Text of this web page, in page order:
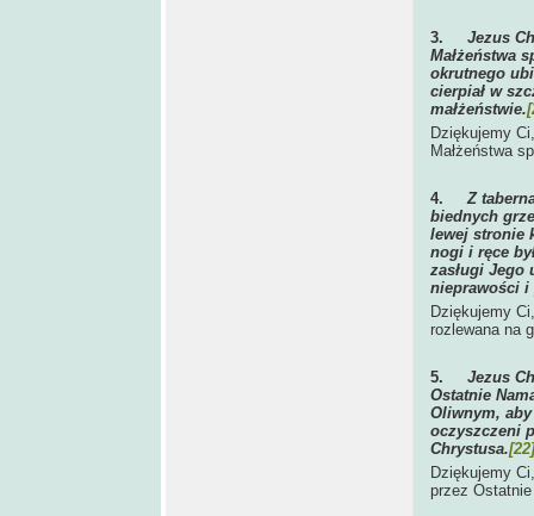
3. Jezus
Małżeństwa
okrutnego
cierpiał w
małżeństwie.
Dziękujemy
Małżeństwa
4.Z
biednych
lewej stronie
nogi i ręce
zasługi Jego
nieprawości i
Dziękujemy
rozlewana na
5. Jezus
Ostatnie
Oliwnym,
oczyszczeni
Chrystusa.[22]
Dziękujemy
przez